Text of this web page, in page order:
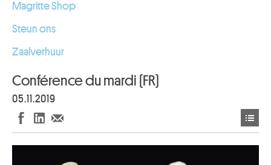
Magritte Shop
Steun ons
Zaalverhuur
Conférence du mardi (FR)
05.11.2019